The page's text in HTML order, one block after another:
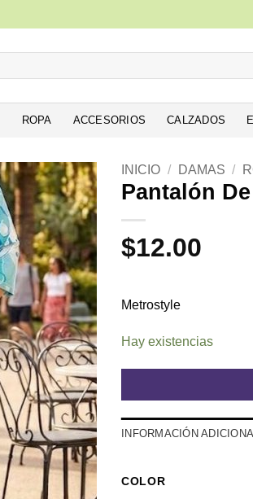
ROPA ACCESORIOS CALZADOS
Añadir
a la
lista de
deseos
INICIO / DAMAS /
Pantalón
$12.00
Metrostyle
Hay existencias
INFORMACIÓN ADICIONAL
COLOR